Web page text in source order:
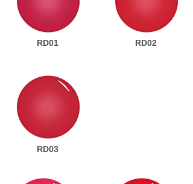
RD01
RD03
RD02